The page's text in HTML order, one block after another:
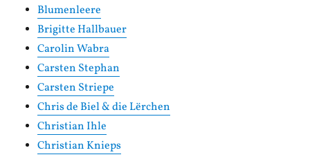
Blumenleere
Brigitte Hallbauer
Carolin Wabra
Carsten Stephan
Carsten Striepe
Chris de Biel & die Lërchen
Christian Ihle
Christian Knieps